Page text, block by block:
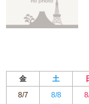
金 土
8/7
8/8